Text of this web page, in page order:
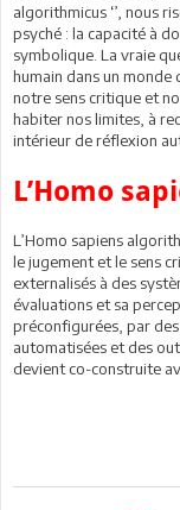
algorithmicus ‘’, nous
psyché : la capacité à
symbolique. La vraie
humain dans un monde
notre sens critique et
habiter nos limites, à
intérieur de réflexion
L’Homo
L’Homo sapiens
le jugement et le sens
externalisés à des
évaluations et sa
préconfigurées, par
automatisées et des
devient co-construite